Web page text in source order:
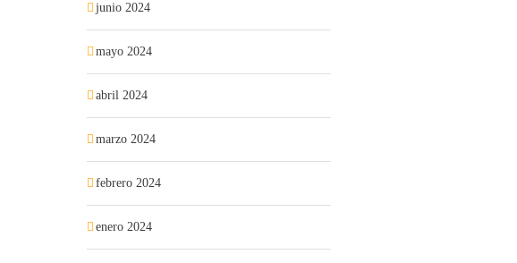
junio 2024
mayo 2024
abril 2024
marzo 2024
febrero 2024
enero 2024